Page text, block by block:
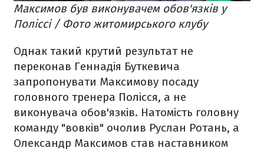
Максимов був виконувачем обов'язків у
Поліссі / Фото житомирського клубу
Однак такий крутий результат не
переконав Геннадія Буткевича
запропонувати Максимову посаду
головного тренера Полісся, а не
виконувача обов'язків. Натомість головну
команду "вовків" очолив Руслан Ротань, а
Олександр Максимов став наставником